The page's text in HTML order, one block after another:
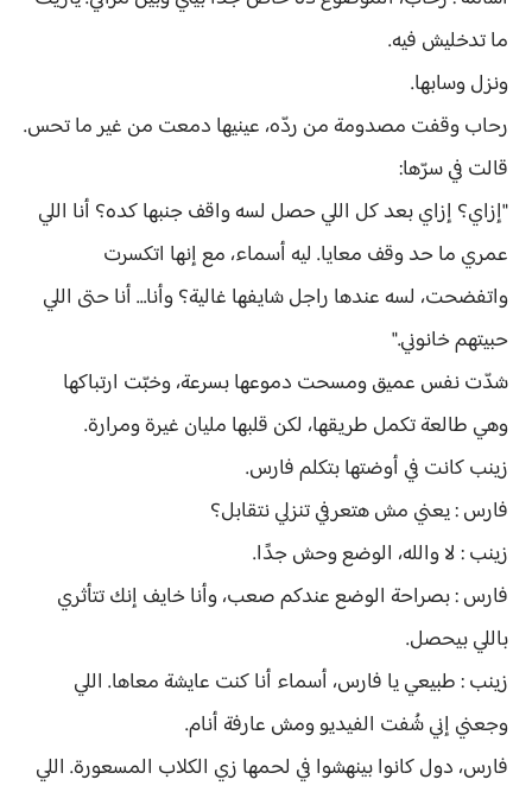
ما تدخليش فيه.
ونزل وسابها.
رحاب وقفت مصدومة من ردّه، عينيها دمعت من غير ما تحس.
قالت في سرّها:
"إزاي؟ إزاي بعد كل اللي حصل لسه واقف جنبها كده؟ أنا اللي
عمري ما حد وقف معايا. ليه أسماء، مع إنها اتكسرت
واتفضحت، لسه عندها راجل شايفها غالية؟ وأنا… أنا حتى اللي
حبيتهم خانوني."
شدّت نفس عميق ومسحت دموعها بسرعة، وخبّت ارتباكها
وهي طالعة تكمل طريقها، لكن قلبها مليان غيرة ومرارة.
زينب كانت في أوضتها بتكلم فارس.
فارس : يعني مش هتعرفي تنزلي نتقابل؟
زينب : لا والله، الوضع وحش جدًا.
فارس : بصراحة الوضع عندكم صعب، وأنا خايف إنك تتأثري
باللي بيحصل.
زينب : طبيعي يا فارس، أسماء أنا كنت عايشة معاها. اللي
وجعني إني شُفت الفيديو ومش عارفة أنام.
فارس، دول كانوا بينهشوا في لحمها زي الكلاب المسعورة. اللي